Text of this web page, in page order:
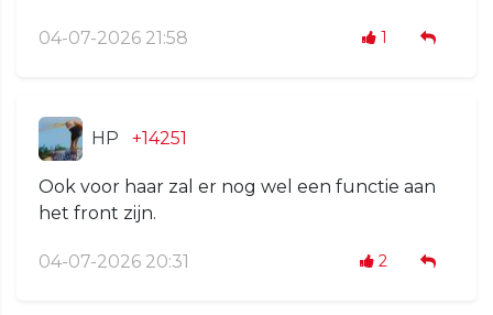
04-07-2026 21:58 1
HP +14251
Ook voor haar zal er nog wel een functie aan
het front zijn.
04-07-2026 20:31 2